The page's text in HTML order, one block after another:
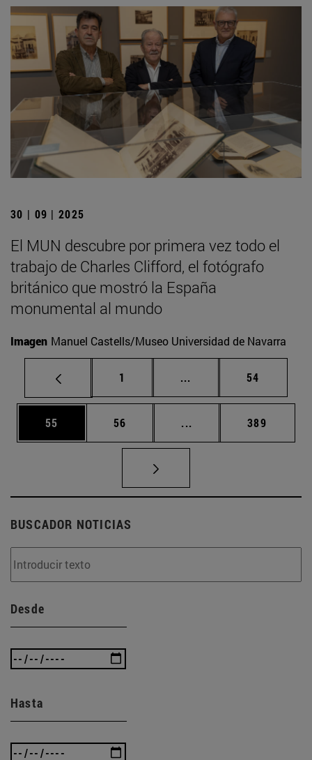
30 | 09 | 2025
El MUN descubre por primera vez todo el
trabajo de Charles Clifford, el fotógrafo
británico que mostró la España
monumental al mundo
Imagen Manuel Castells/Museo Universidad de Navarra
Página
1 ... Páginas intermedias
Página
54
Página
55 Página
56 ... Páginas intermedias
Página
389
BUSCADOR NOTICIAS
Desde
Hasta